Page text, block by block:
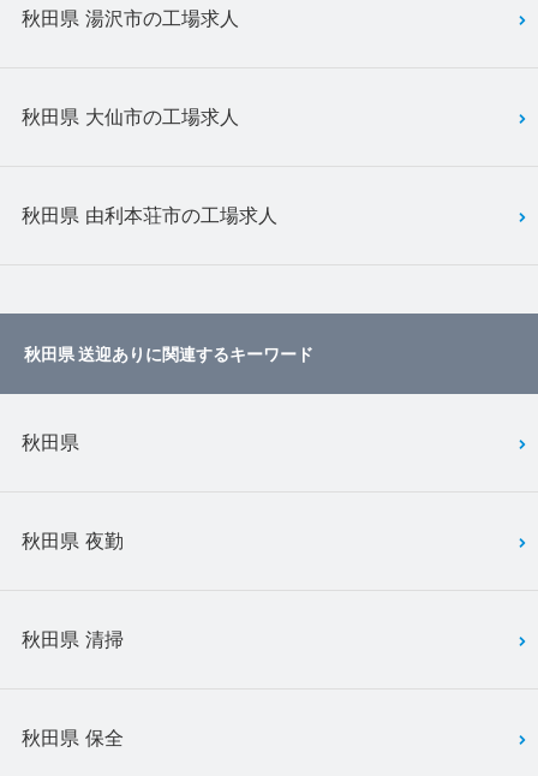
秋田県 湯沢市の工場求人
秋田県 大仙市の工場求人
秋田県 由利本荘市の工場求人
秋田県 送迎ありに関連するキーワード
秋田県
秋田県 夜勤
秋田県 清掃
秋田県 保全